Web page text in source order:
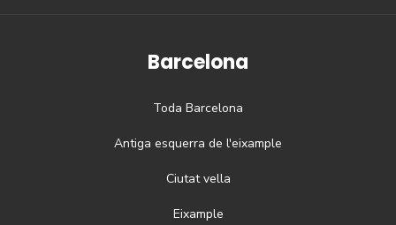
Barcelona
Toda Barcelona
Antiga esquerra de l'eixample
Ciutat vella
Eixample